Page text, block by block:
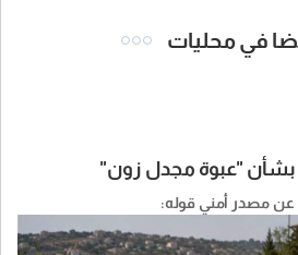
في محليات
بشأن "عبوة مجدل زون"
عن مصدر أمني قوله: